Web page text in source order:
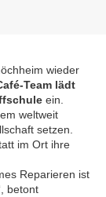
wieder
Team lädt
ein.
weltweit
setzen.
im Ort ihre
Reparieren ist
betont